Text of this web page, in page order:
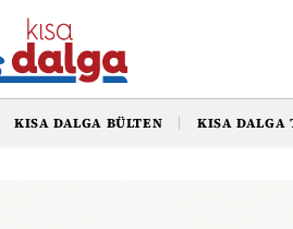
KISA DALGA BÜLTEN KISA DALGA